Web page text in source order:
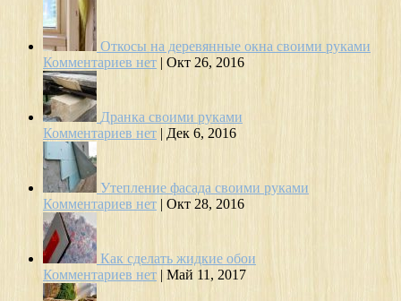
Откосы на деревянные окна своими руками
Комментариев нет | Окт 26, 2016
Дранка своими руками
Комментариев нет | Дек 6, 2016
Утепление фасада своими руками
Комментариев нет | Окт 28, 2016
Как сделать жидкие обои
Комментариев нет | Май 11, 2017